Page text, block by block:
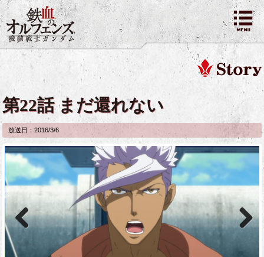
第22話 まだ還れない
放送日：2016/3/6